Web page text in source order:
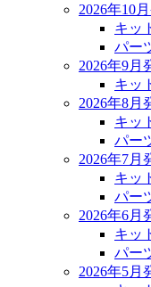
2026年10
キッ
パー
2026年9月
キッ
2026年8月
キッ
パー
2026年7月
キッ
パー
2026年6月
キッ
パー
2026年5月